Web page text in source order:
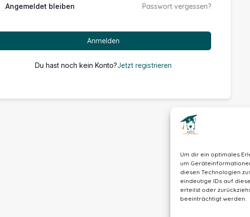
Um dir ein optimales
um
diesen Technologien
eindeutige IDs auf
erteilst oder
beeinträchtigt werden.
Alternative:
Angemeldet bleiben Passwort vergessen?
Anmelden
Du hast noch kein Konto?Jetzt registrieren